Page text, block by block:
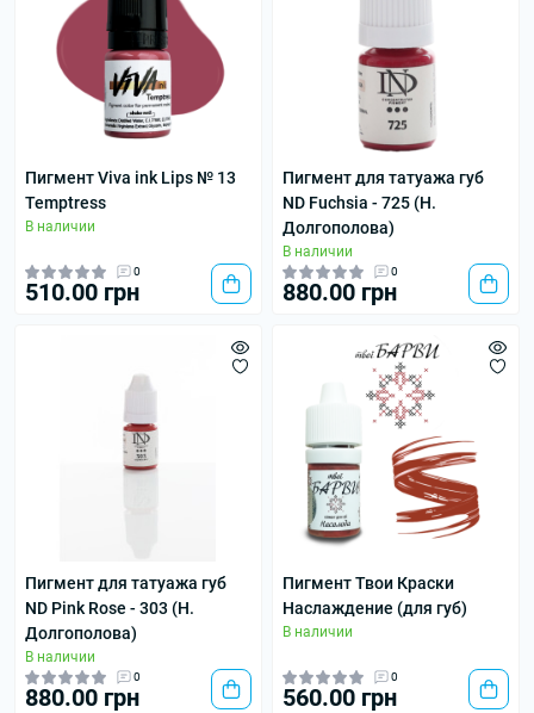
Пигмент Viva ink Lips № 13
Temptress
В наличии
0
510.00 грн
Пигмент для татуажа губ
ND Fuchsia - 725 (Н.
Долгополова)
В наличии
0
880.00 грн
Пигмент для татуажа губ
ND Pink Rose - 303 (Н.
Долгополова)
В наличии
0
880.00 грн
Пигмент Твои Краски
Наслаждение (для губ)
В наличии
0
560.00 грн